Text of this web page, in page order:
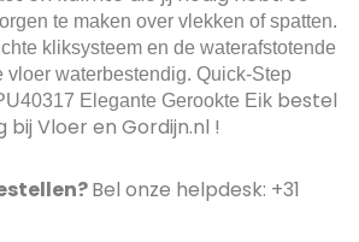
te maken over vlekken of spatten.
kliksysteem en de waterafstotende
vloer waterbestendig. Quick-Step
Elegante Gerookte Eik bestel
bij Vloer en Gordijn.nl !
Bel onze helpdesk: +31